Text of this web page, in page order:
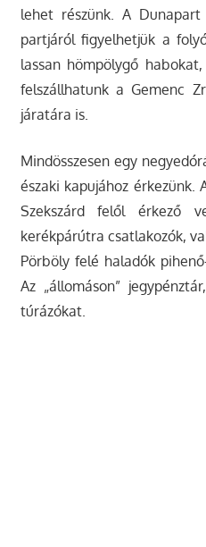
lehet részünk. A
partjáról figyelhetjük a
lassan hömpölygő
felszállhatunk a Gemenc
járatára is.
Mindösszesen egy
északi kapujához érkezünk.
Szekszárd felől érkező
kerékpárútra csatlakozók,
Pörböly felé haladók
Az „állomáson”
túrázókat.